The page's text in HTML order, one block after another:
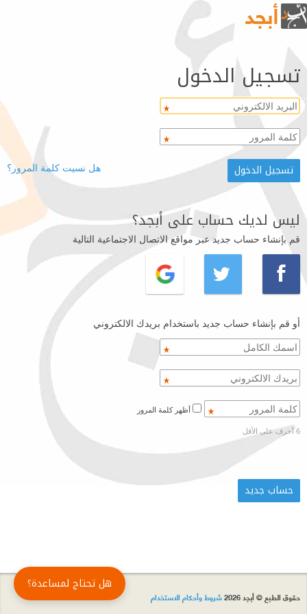
تسجيل الدخول
هل نسيت كلمة المرور؟
ليس لديك حساب على أبجد؟
قم بإنشاء حساب جديد عبر مواقع الاتصال الاجتماعية التالية
أو قم بإنشاء حساب جديد باستخدام بريدك الالكتروني
6 أحرف على الأقل
حقوق الطبع © أبجد 2026 شروط وأحكام الاستخدام
هل تحتاج لمساعدة؟